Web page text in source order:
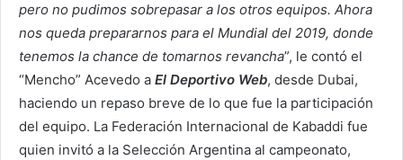
pero no pudimos sobrepasar a los otros equipos. Ahora
nos queda prepararnos para el Mundial del 2019, donde
tenemos la chance de tomarnos revancha”, le contó el
“Mencho” Acevedo a El Deportivo Web, desde Dubai,
haciendo un repaso breve de lo que fue la participación
del equipo. La Federación Internacional de Kabaddi fue
quien invitó a la Selección Argentina al campeonato,